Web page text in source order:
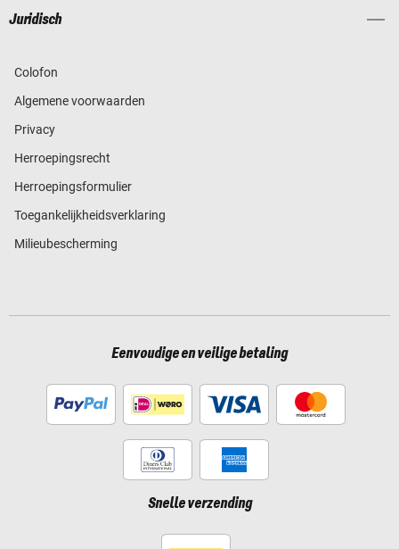
Juridisch
Colofon
Algemene voorwaarden
Privacy
Herroepingsrecht
Herroepingsformulier
Toegankelijkheidsverklaring
Milieubescherming
Eenvoudige en veilige betaling
Snelle verzending